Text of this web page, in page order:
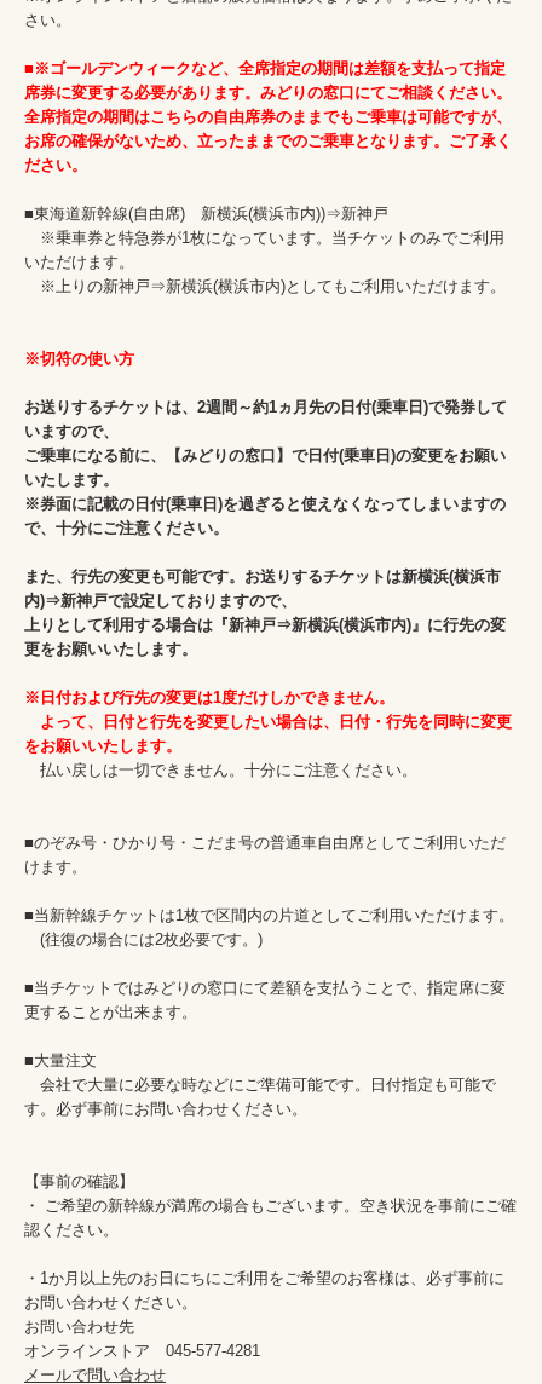
さい。
■※ゴールデンウィークなど、全席指定の期間は差額を支払って指定
席券に変更する必要があります。みどりの窓口にてご相談ください。
全席指定の期間はこちらの自由席券のままでもご乗車は可能ですが、
お席の確保がないため、立ったままでのご乗車となります。ご了承く
ださい。
■東海道新幹線(自由席)　新横浜(横浜市内))⇒新神戸
※乗車券と特急券が1枚になっています。当チケットのみでご利用
いただけます。
※上りの新神戸⇒新横浜(横浜市内)としてもご利用いただけます。
※切符の使い方
お送りするチケットは、2週間～約1ヵ月先の日付(乗車日)で発券して
いますので、
ご乗車になる前に、【みどりの窓口】で日付(乗車日)の変更をお願い
いたします。
※券面に記載の日付(乗車日)を過ぎると使えなくなってしまいますの
で、十分にご注意ください。
また、行先の変更も可能です。お送りするチケットは新横浜(横浜市
内)⇒新神戸で設定しておりますので、
上りとして利用する場合は『新神戸⇒新横浜(横浜市内)』に行先の変
更をお願いいたします。
※日付および行先の変更は1度だけしかできません。
よって、日付と行先を変更したい場合は、日付・行先を同時に変更
をお願いいたします。
払い戻しは一切できません。十分にご注意ください。
■のぞみ号・ひかり号・こだま号の普通車自由席としてご利用いただ
けます。
■当新幹線チケットは1枚で区間内の片道としてご利用いただけます。
(往復の場合には2枚必要です。)
■当チケットではみどりの窓口にて差額を支払うことで、指定席に変
更することが出来ます。
■大量注文
会社で大量に必要な時などにご準備可能です。日付指定も可能で
す。必ず事前にお問い合わせください。
【事前の確認】
・ ご希望の新幹線が満席の場合もございます。空き状況を事前にご確
認ください。
・1か月以上先のお日にちにご利用をご希望のお客様は、必ず事前に
お問い合わせください。
お問い合わせ先
メールで問い合わせ